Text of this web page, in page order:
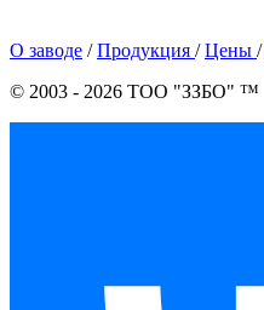
О заводе /Продукция /Цены /
© 2003 - 2026 ТОО "ЗЗБО" ™